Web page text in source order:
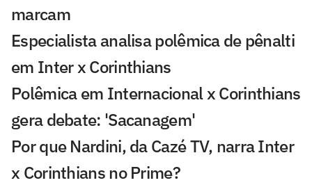
marcam
Especialista analisa polêmica de pênalti
em Inter x Corinthians
Polêmica em Internacional x Corinthians
gera debate: 'Sacanagem'
Por que Nardini, da Cazé TV, narra Inter
x Corinthians no Prime?